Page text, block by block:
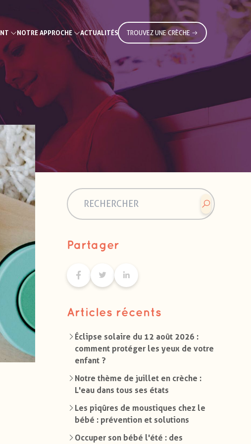
NOTRE APPROCHE ACTUALITÉS TROUVEZ UNE CRÈCHE
Partager
Articles récents
Éclipse solaire du 12 août 2026 :
comment protéger les yeux de votre
enfant ?
Notre thème de juillet en crèche :
L'eau dans tous ses états
Les piqûres de moustiques chez le
bébé : prévention et solutions
Occuper son bébé l'été : des